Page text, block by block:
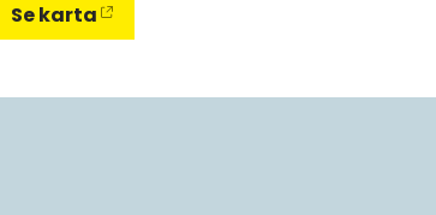
Se karta